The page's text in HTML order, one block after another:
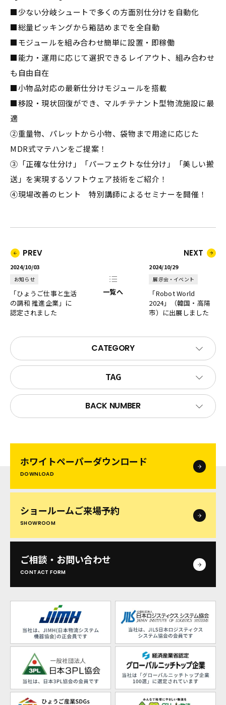
■少ない分岐シュートで多くの方面別仕分けを自動化
■総量ピッキングから箱詰めまでを全自動
■モジュールを組み合わせ簡単に設置・即稼働
■能力・運用に応じて選択できるレイアウト、組み合わせ
も自由自在
■小物品対応の最新仕分けモジュールを搭載
■移設・現状回復ができ、マルチテナント型物流施設に最
適
➁重量物、パレットから小物、袋物まで用途に応じた
MDR式マテハンをご提案！
➂「正確な仕分け」「パーフェクトな仕分け」「美しい搬
送」を実現するソフトウェア技術をご紹介！
➃現場改善のヒント 特別講師によるセミナーを開催！
PREV
2024/10/03
お知らせ
「ひょうご仕事と生活
の調和 推進企業」に
認定されました
NEXT
2024/10/29
展示会・イベント
「Robot World
2024」（韓国・高陽
市）に出展しました
一覧へ
CATEGORY
TAG
BACK NUMBER
ホワイトペーパーダウンロード
DOWNLOAD
ショールームご来場予約
SHOWROOM
ご相談・お問い合わせ
CONTACT FORM